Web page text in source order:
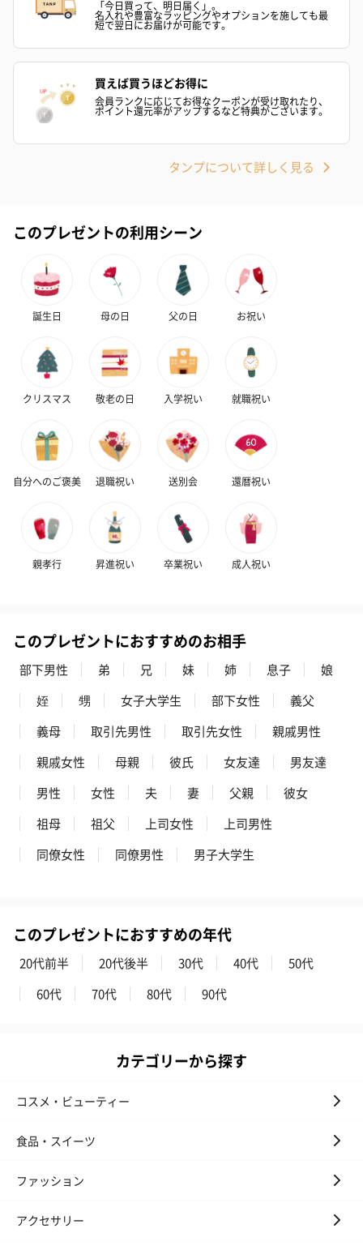
「今日買って、明日届く」。
名入れや豊富なラッピングやオプションを施しても最
短で翌日にお届けが可能です。
買えば買うほどお得に
会員ランクに応じてお得なクーポンが受け取れたり、
ポイント還元率がアップするなど特典がございます。
タンプについて詳しく見る
このプレゼントの利用シーン
誕生日 母の日 父の日 お祝い
クリスマス 敬老の日 入学祝い 就職祝い
自分へのご褒美 退職祝い 送別会 還暦祝い
親孝行 昇進祝い 卒業祝い 成人祝い
このプレゼントにおすすめのお相手
部下男性 弟 兄 妹 姉 息子
娘
姪
甥 女子大学生 部下女性
義父
義母
取引先男性 取引先女性
親戚男性
親戚女性
母親 彼氏 女友達
男友達
男性
女性 夫 妻 父親
彼女
祖母
祖父 上司女性
上司男性
同僚女性
同僚男性 男子大学生
このプレゼントにおすすめの年代
20代前半 20代後半 30代 40代
50代
60代
70代 80代 90代
カテゴリーから探す
コスメ・ビューティー
食品・スイーツ
ファッション
アクセサリー